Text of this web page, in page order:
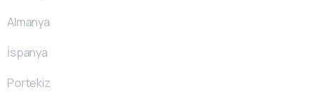
Almanya
İspanya
Portekiz